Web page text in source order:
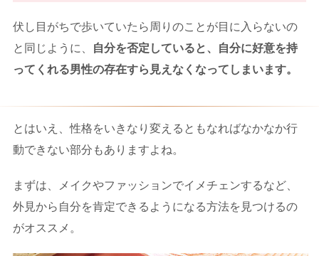
伏し目がちで歩いていたら周りのことが目に入らないの
と同じように、
自分を否定していると、自分に好意を持
ってくれる男性の存在すら見えなくなってしまいます。
とはいえ、性格をいきなり変えるともなればなかなか行
動できない部分もありますよね。
まずは、メイクやファッションでイメチェンするなど、
外見から自分を肯定できるようになる方法を見つけるの
がオススメ。